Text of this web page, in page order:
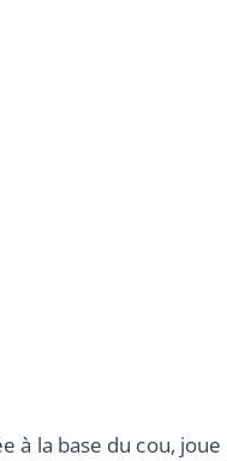
à la base du cou,